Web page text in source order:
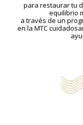
para restaurar tu
equilibrio
a través de un
en la MTC